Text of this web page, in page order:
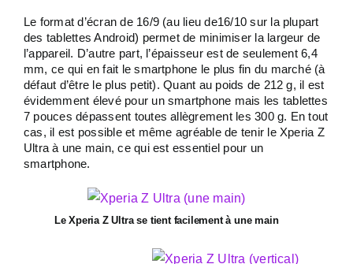
Le format d’écran de 16/9 (au lieu de16/10 sur la plupart
des tablettes Android) permet de minimiser la largeur de
l’appareil. D’autre part, l’épaisseur est de seulement 6,4
mm, ce qui en fait le smartphone le plus fin du marché (à
défaut d’être le plus petit). Quant au poids de 212 g, il est
évidemment élevé pour un smartphone mais les tablettes
7 pouces dépassent toutes allègrement les 300 g. En tout
cas, il est possible et même agréable de tenir le Xperia Z
Ultra à une main, ce qui est essentiel pour un
smartphone.
Le Xperia Z Ultra se tient facilement à une main